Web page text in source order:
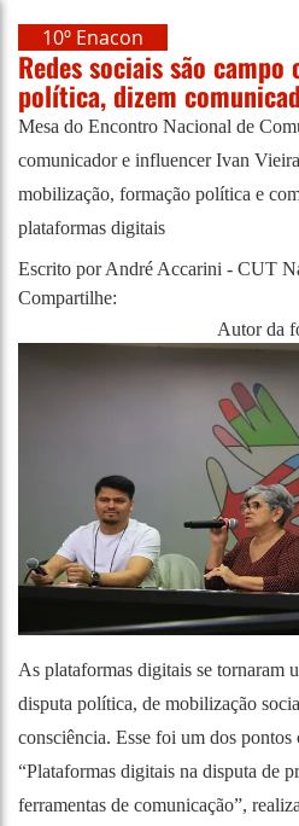
10º Enacon
Redes sociais são
política, dizem
Mesa do Encontro Nacional de
comunicador e influencer Ivan
mobilização, formação política e
plataformas digitais
Escrito por André Accarini - CUT
Compartilhe:
Autor da
As plataformas digitais se tornaram
disputa política, de mobilização
consciência. Esse foi um dos pontos
“Plataformas digitais na disputa de
ferramentas de comunicação”,